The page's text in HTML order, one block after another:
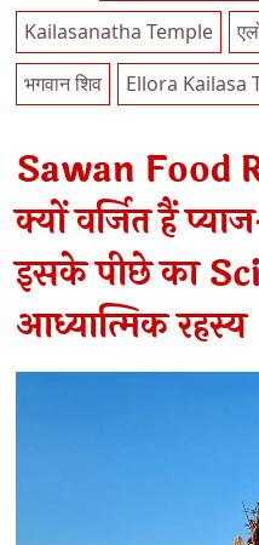
Kailasanatha Temple
भगवान शिव
Ellora Kailasa
Sawan Food
क्यों वर्जित हैं
इसके पीछे का
आध्यात्मिक रहस्य